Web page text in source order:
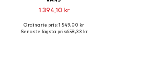
1 394,10 kr
Tillgänglig i många storlekar
Ordinarie pris: 1 549,00 kr
Senaste lägsta pris:658,33 kr